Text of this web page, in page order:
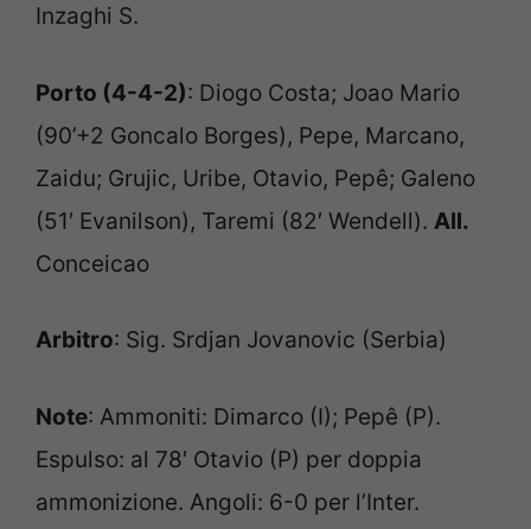
Inzaghi S.
Porto (4-4-2): Diogo Costa; Joao Mario
(90’+2 Goncalo Borges), Pepe, Marcano,
Zaidu; Grujic, Uribe, Otavio, Pepê; Galeno
(51′ Evanilson), Taremi (82′ Wendell). All.
Conceicao
Arbitro: Sig. Srdjan Jovanovic (Serbia)
Note: Ammoniti: Dimarco (I); Pepê (P).
Espulso: al 78′ Otavio (P) per doppia
ammonizione. Angoli: 6-0 per l’Inter.